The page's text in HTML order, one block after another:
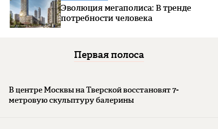
Эволюция мегаполиса: В тренде
потребности человека
Первая полоса
В центре Москвы на Тверской восстановят 7-
метровую скульптуру балерины